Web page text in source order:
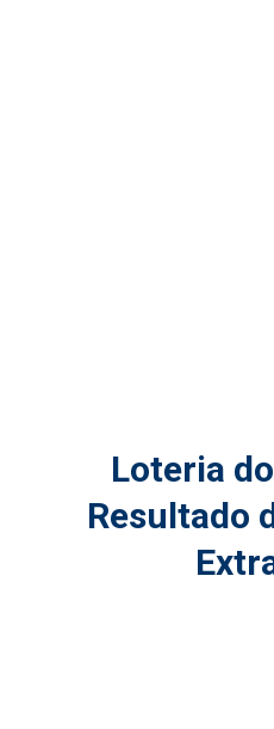
Loteria
Resultado